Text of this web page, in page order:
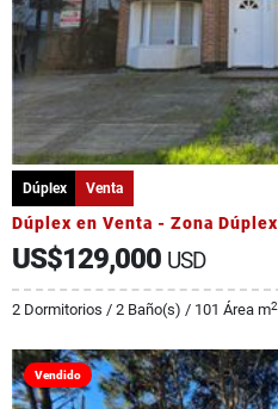
Dúplex Venta
US$129,000 USD
2 Dormitorios / 2 Baño(s) / 101 Área m2
Vendido